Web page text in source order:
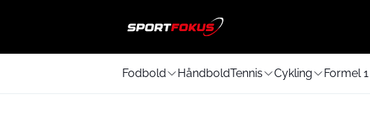
Fodbold HåndboldTennis Cykling Formel 1